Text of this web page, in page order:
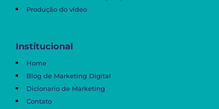
Produção do vídeo
Institucional
Home
Blog de Marketing Digital
Dicionario de Marketing
Contato